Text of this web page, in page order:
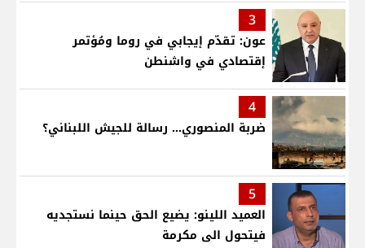
3
عون: تقدّم إيجابي في روما ومُؤتمر
إقتصادي في واشنطن
4
ضربة المنصوري... رسالة للجيش اللبناني؟
5
العميد اللينو: يضيع الحق حينما نستجديه
فيتحول الى مكرمة